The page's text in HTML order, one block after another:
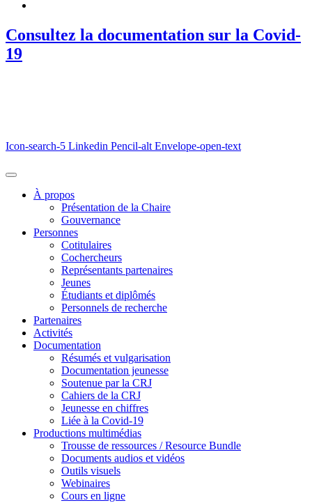
Consultez la documentation sur la Covid-
19
Icon-search-5 Linkedin Pencil-alt Envelope-open-text
À propos
Présentation de la Chaire
Gouvernance
Personnes
Cotitulaires
Cochercheurs
Représentants partenaires
Jeunes
Étudiants et diplômés
Personnels de recherche
Partenaires
Activités
Documentation
Résumés et vulgarisation
Documentation jeunesse
Soutenue par la CRJ
Cahiers de la CRJ
Jeunesse en chiffres
Liée à la Covid-19
Productions multimédias
Trousse de ressources / Resource Bundle
Documents audios et vidéos
Outils visuels
Webinaires
Cours en ligne